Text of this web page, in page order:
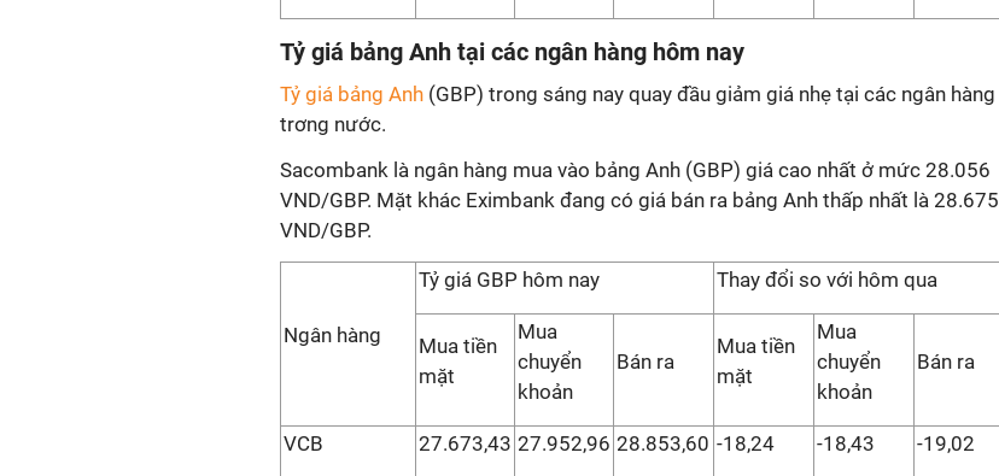
Tỷ giá bảng Anh tại các ngân hàng hôm nay
Tỷ giá bảng Anh (GBP) trong sáng nay quay đầu giảm giá nhẹ tại các ngân hàng
trơng nước.
Sacombank là ngân hàng mua vào bảng Anh (GBP) giá cao nhất ở mức 28.056
VND/GBP. Mặt khác Eximbank đang có giá bán ra bảng Anh thấp nhất là 28.675
VND/GBP.
Ngân hàng
Tỷ giá GBP hôm nay Thay đổi so với hôm qua
Mua tiền
mặt
Mua
chuyển
khoản
Bán ra
Mua tiền
mặt
Mua
chuyển
khoản
Bán ra
VCB 27.673,43 27.952,96 28.853,60 -18,24 -18,43 -19,02